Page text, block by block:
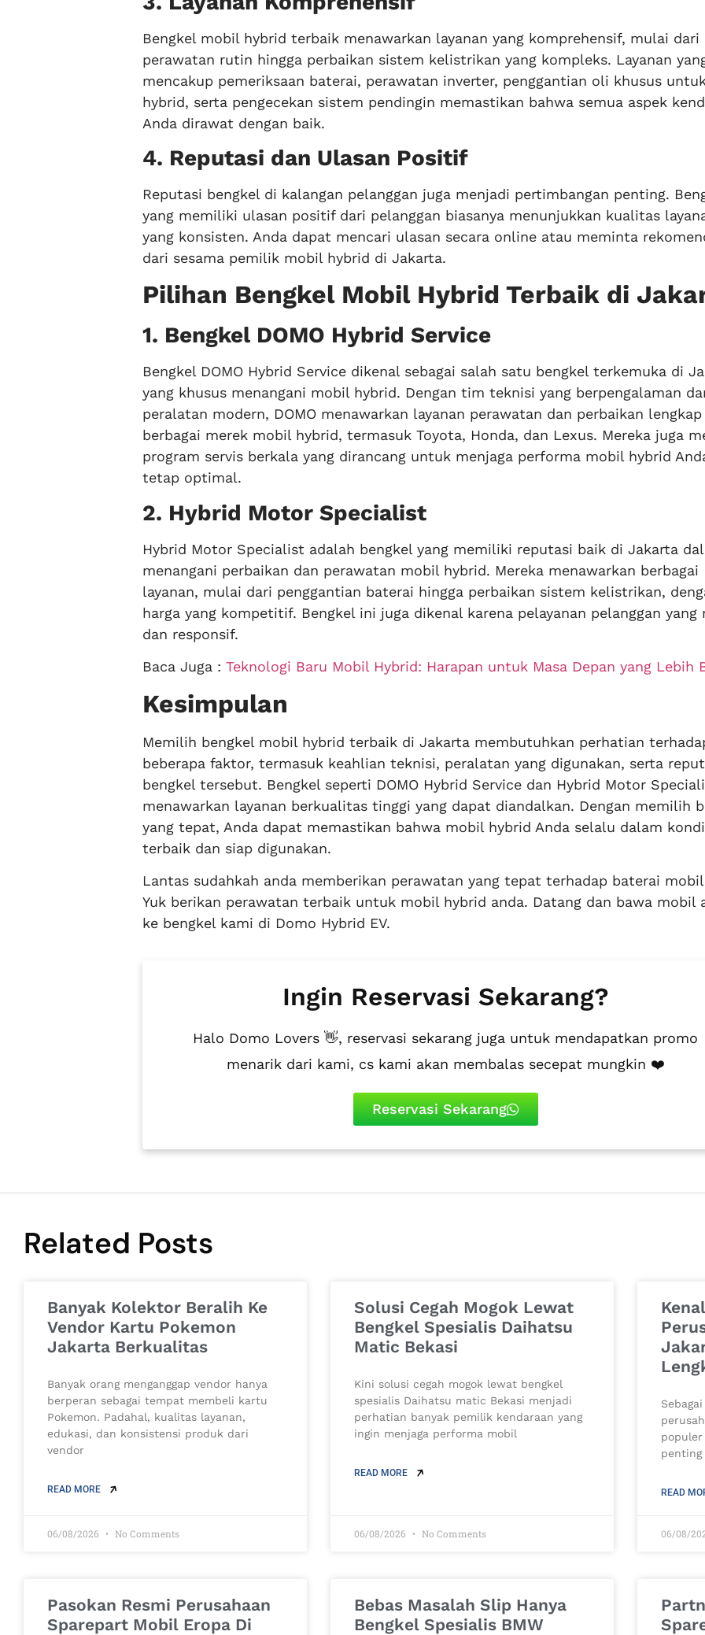
Bengkel mobil hybrid terbaik menawarkan layanan yang komprehensif, mulai dari
perawatan rutin hingga perbaikan sistem kelistrikan yang kompleks. Layanan
mencakup pemeriksaan baterai, perawatan inverter, penggantian oli khusus
hybrid, serta pengecekan sistem pendingin memastikan bahwa semua aspek
Anda dirawat dengan baik.
4. Reputasi dan Ulasan Positif
Reputasi bengkel di kalangan pelanggan juga menjadi pertimbangan penting.
yang memiliki ulasan positif dari pelanggan biasanya menunjukkan kualitas
yang konsisten. Anda dapat mencari ulasan secara online atau meminta
dari sesama pemilik mobil hybrid di Jakarta.
Pilihan Bengkel Mobil Hybrid Terbaik di
1. Bengkel DOMO Hybrid Service
Bengkel DOMO Hybrid Service dikenal sebagai salah satu bengkel terkemuka di
yang khusus menangani mobil hybrid. Dengan tim teknisi yang berpengalaman
peralatan modern, DOMO menawarkan layanan perawatan dan perbaikan
berbagai merek mobil hybrid, termasuk Toyota, Honda, dan Lexus. Mereka juga
program servis berkala yang dirancang untuk menjaga performa mobil hybrid
tetap optimal.
2. Hybrid Motor Specialist
Hybrid Motor Specialist adalah bengkel yang memiliki reputasi baik di Jakarta
menangani perbaikan dan perawatan mobil hybrid. Mereka menawarkan berbagai
layanan, mulai dari penggantian baterai hingga perbaikan sistem kelistrikan,
harga yang kompetitif. Bengkel ini juga dikenal karena pelayanan pelanggan yang
dan responsif.
Baca Juga : Teknologi Baru Mobil Hybrid: Harapan untuk Masa Depan yang Lebih
Kesimpulan
Memilih bengkel mobil hybrid terbaik di Jakarta membutuhkan perhatian
beberapa faktor, termasuk keahlian teknisi, peralatan yang digunakan, serta
bengkel tersebut. Bengkel seperti DOMO Hybrid Service dan Hybrid Motor
menawarkan layanan berkualitas tinggi yang dapat diandalkan. Dengan memilih
yang tepat, Anda dapat memastikan bahwa mobil hybrid Anda selalu dalam
terbaik dan siap digunakan.
Lantas sudahkah anda memberikan perawatan yang tepat terhadap baterai mobil
Yuk berikan perawatan terbaik untuk mobil hybrid anda. Datang dan bawa mobil
ke bengkel kami di Domo Hybrid EV.
Ingin Reservasi Sekarang?
Halo Domo Lovers 👋, reservasi sekarang juga untuk mendapatkan promo
menarik dari kami, cs kami akan membalas secepat mungkin ❤️
Reservasi Sekarang
Related Posts
Banyak Kolektor Beralih Ke
Vendor Kartu Pokemon
Jakarta Berkualitas
Banyak orang menganggap vendor hanya
berperan sebagai tempat membeli kartu
Pokemon. Padahal, kualitas layanan,
edukasi, dan konsistensi produk dari
vendor
READ MORE
06/08/2026 No Comments
Solusi Cegah Mogok Lewat
Bengkel Spesialis Daihatsu
Matic Bekasi
Kini solusi cegah mogok lewat bengkel
spesialis Daihatsu matic Bekasi menjadi
perhatian banyak pemilik kendaraan yang
ingin menjaga performa mobil
READ MORE
06/08/2026 No Comments
penting
READ
06/08/
Pasokan Resmi Perusahaan
Sparepart Mobil Eropa Di
Bebas Masalah Slip Hanya
Bengkel Spesialis BMW